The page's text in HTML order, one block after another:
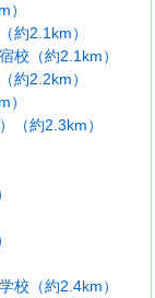
約2.1km）
校（約2.1km）
約2.2km）
（約2.3km）
校（約2.4km）